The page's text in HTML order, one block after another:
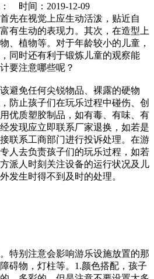
时间：2019-12-09
先在视觉上应生动活泼，贴近自
有生动的表现力。其次，在造型上
、植物等。对于年龄较小的儿童，
同时还有利于锻炼儿童的观察能
要注意哪些呢？
避免任何尖锐物品、裸露的硬物
防止孩子们在玩乐过程中碰伤、创
优质塑胶制品，如有毒、有味、有
发现应立即联系厂家退换，如若是
联系工商部门进行投诉处理。在游
人去负责孩子们的玩乐过程，如若
派人时刻关注设备的运行状况及儿
发生时得不到及时的处理。
特别注意会影响游乐设施放置的那
碍物，灯柱等。1.颜色搭配，孩子